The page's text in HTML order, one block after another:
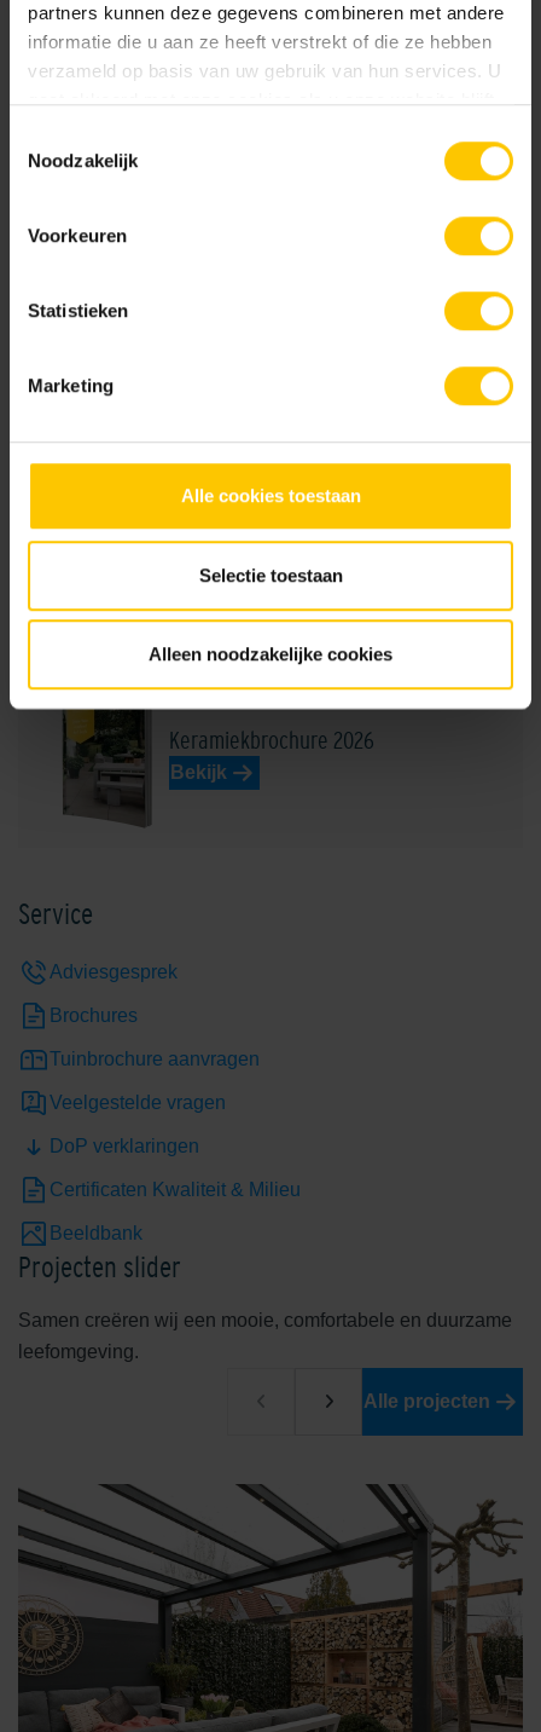
partners kunnen deze gegevens combineren met andere
informatie die u aan ze heeft verstrekt of die ze hebben
verzameld op basis van uw gebruik van hun services. U
gaat akkoord met onze cookies als u onze website blijft
Noodzakelijk
Voorkeuren
Statistieken
Marketing
Alle cookies toestaan
Selectie toestaan
Alleen noodzakelijke cookies
Pure Pure Cross
Nieuw
Shadow Shadow Cross
Nieuw
Urban Urban Cross
Brochures
Keramiekbrochure 2026
Bekijk
Service
Adviesgesprek
Brochures
Tuinbrochure aanvragen
Veelgestelde vragen
DoP verklaringen
Certificaten Kwaliteit & Milieu
Beeldbank
Projecten slider
Samen creëren wij een mooie, comfortabele en duurzame
leefomgeving.
Alle projecten